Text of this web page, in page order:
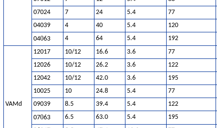
07024
7 24 5.4
77
04039
4 40 5.4
120
04063 4 64 5.4 192
VAMd
12017 10/12 16.6 3.6
77
12026
10/12 26.2 3.6
122
12042
10/12 42.0 3.6
195
10025
10 24.8 5.4
77
09039
8.5 39.4 5.4
122
07063 6.5 63.0 5.4
195